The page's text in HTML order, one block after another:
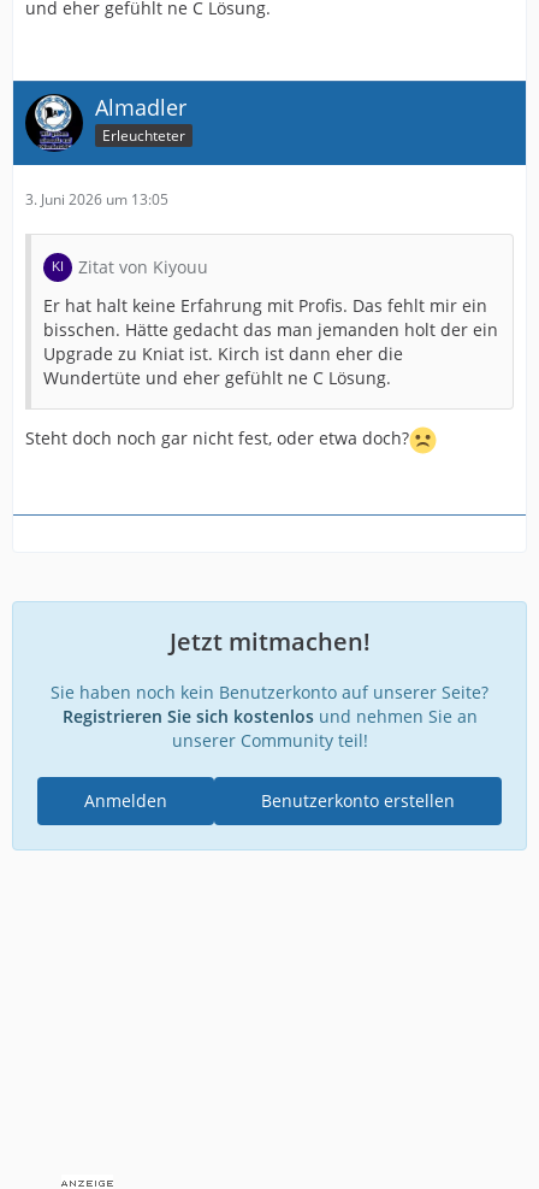
und eher gefühlt ne C Lösung.
Almadler
Erleuchteter
3. Juni 2026 um 13:05
Zitat von Kiyouu
Er hat halt keine Erfahrung mit Profis. Das fehlt mir ein
bisschen. Hätte gedacht das man jemanden holt der ein
Upgrade zu Kniat ist. Kirch ist dann eher die
Wundertüte und eher gefühlt ne C Lösung.
Steht doch noch gar nicht fest, oder etwa doch?
Jetzt mitmachen!
Sie haben noch kein Benutzerkonto auf unserer Seite?
Registrieren Sie sich kostenlosund nehmen Sie an
unserer Community teil!
Benutzerkonto erstellen
Anmelden